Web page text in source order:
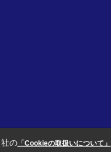
の「Cookieの取扱いについて」